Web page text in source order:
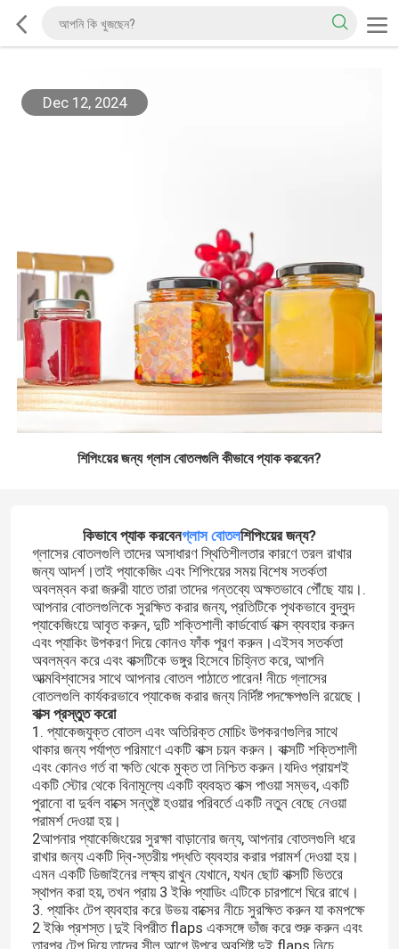
Dec 12, 2024
শিপিংয়ের জন্য গ্লাস বোতলগুলি কীভাবে প্যাক করবেন?
কিভাবে প্যাক করবেনগ্লাস বোতলশিপিংয়ের জন্য?
গ্লাসের বোতলগুলি তাদের অসাধারণ স্থিতিশীলতার কারণে তরল রাখার
জন্য আদর্শ।তাই প্যাকেজিং এবং শিপিংয়ের সময় বিশেষ সতর্কতা
অবলম্বন করা জরুরী যাতে তারা তাদের গন্তব্যে অক্ষতভাবে পৌঁছে যায়।.
আপনার বোতলগুলিকে সুরক্ষিত করার জন্য, প্রতিটিকে পৃথকভাবে বুদ্বুদ
প্যাকেজিংয়ে আবৃত করুন, দুটি শক্তিশালী কার্ডবোর্ড বাক্স ব্যবহার করুন
এবং প্যাকিং উপকরণ দিয়ে কোনও ফাঁক পূরণ করুন।এইসব সতর্কতা
অবলম্বন করে এবং বাক্সটিকে ভঙ্গুর হিসেবে চিহ্নিত করে, আপনি
আত্মবিশ্বাসের সাথে আপনার বোতল পাঠাতে পারেন! নীচে গ্লাসের
বোতলগুলি কার্যকরভাবে প্যাকেজ করার জন্য নির্দিষ্ট পদক্ষেপগুলি রয়েছে।
বাক্স প্রস্তুত করো
1. প্যাকেজযুক্ত বোতল এবং অতিরিক্ত মোচিং উপকরণগুলির সাথে
থাকার জন্য পর্যাপ্ত পরিমাণে একটি বাক্স চয়ন করুন। বাক্সটি শক্তিশালী
এবং কোনও গর্ত বা ক্ষতি থেকে মুক্ত তা নিশ্চিত করুন।যদিও প্রায়শই
একটি স্টোর থেকে বিনামূল্যে একটি ব্যবহৃত বাক্স পাওয়া সম্ভব, একটি
পুরানো বা দুর্বল বাক্সে সন্তুষ্ট হওয়ার পরিবর্তে একটি নতুন বেছে নেওয়া
পরামর্শ দেওয়া হয়।
2আপনার প্যাকেজিংয়ের সুরক্ষা বাড়ানোর জন্য, আপনার বোতলগুলি ধরে
রাখার জন্য একটি দ্বি-স্তরীয় পদ্ধতি ব্যবহার করার পরামর্শ দেওয়া হয়।
এমন একটি ডিজাইনের লক্ষ্য রাখুন যেখানে, যখন ছোট বাক্সটি ভিতরে
স্থাপন করা হয়, তখন প্রায় 3 ইঞ্চি প্যাডিং এটিকে চারপাশে ঘিরে রাখে।
3. প্যাকিং টেপ ব্যবহার করে উভয় বাক্সের নীচে সুরক্ষিত করুন যা কমপক্ষে
2 ইঞ্চি প্রশস্ত।দুই বিপরীত flaps একসঙ্গে ভাঁজ করে শুরু করুন এবং